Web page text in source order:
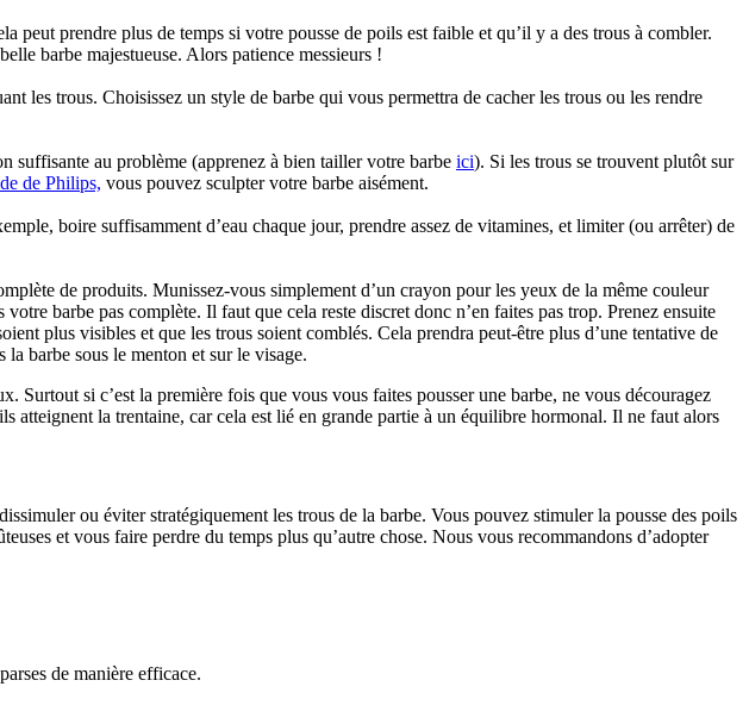
peut prendre plus de temps si votre pousse de poils est faible et qu’il y a des trous à combler.
barbe majestueuse. Alors patience messieurs !
les trous. Choisissez un style de barbe qui vous permettra de cacher les trous ou les rendre
suffisante au problème (apprenez à bien tailler votre barbe ici). Si les trous se trouvent plutôt sur
de Philips, vous pouvez sculpter votre barbe aisément.
boire suffisamment d’eau chaque jour, prendre assez de vitamines, et limiter (ou arrêter) de
de produits. Munissez-vous simplement d’un crayon pour les yeux de la même couleur
barbe pas complète. Il faut que cela reste discret donc n’en faites pas trop. Prenez ensuite
plus visibles et que les trous soient comblés. Cela prendra peut-être plus d’une tentative de
barbe sous le menton et sur le visage.
si c’est la première fois que vous vous faites pousser une barbe, ne vous découragez
atteignent la trentaine, car cela est lié en grande partie à un équilibre hormonal. Il ne faut alors
ou éviter stratégiquement les trous de la barbe. Vous pouvez stimuler la pousse des poils
et vous faire perdre du temps plus qu’autre chose. Nous vous recommandons d’adopter
de manière efficace.